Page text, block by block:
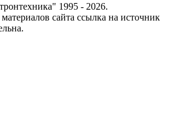
1995 - 2026.
сайта ссылка на источник